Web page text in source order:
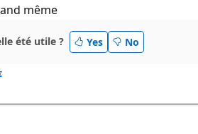
même
été utile ? Yes No